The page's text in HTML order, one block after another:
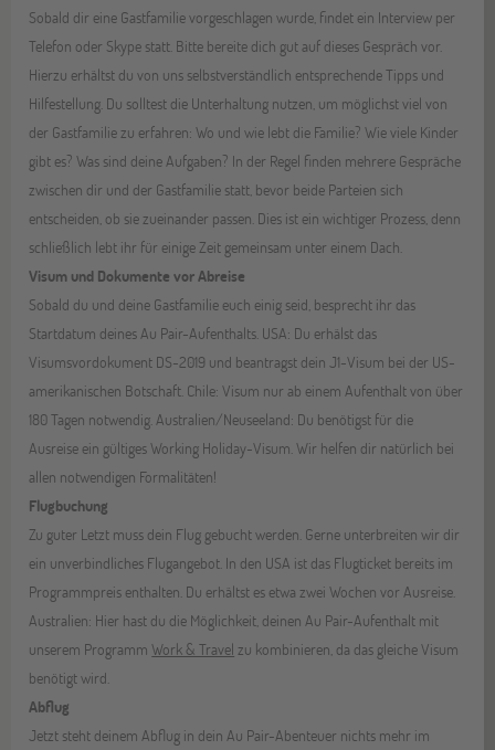
Sobald dir eine Gastfamilie vorgeschlagen wurde, findet ein Interview per
Telefon oder Skype statt. Bitte bereite dich gut auf dieses Gespräch vor.
Hierzu erhältst du von uns selbstverständlich entsprechende Tipps und
Hilfestellung. Du solltest die Unterhaltung nutzen, um möglichst viel von
der Gastfamilie zu erfahren: Wo und wie lebt die Familie? Wie viele Kinder
gibt es? Was sind deine Aufgaben? In der Regel finden mehrere Gespräche
zwischen dir und der Gastfamilie statt, bevor beide Parteien sich
entscheiden, ob sie zueinander passen. Dies ist ein wichtiger Prozess, denn
schließlich lebt ihr für einige Zeit gemeinsam unter einem Dach.
Visum und Dokumente vor Abreise
Sobald du und deine Gastfamilie euch einig seid, besprecht ihr das
Startdatum deines Au Pair-Aufenthalts. USA: Du erhälst das
Visumsvordokument DS-2019 und beantragst dein J1-Visum bei der US-
amerikanischen Botschaft. Chile: Visum nur ab einem Aufenthalt von über
180 Tagen notwendig. Australien/Neuseeland: Du benötigst für die
Ausreise ein gültiges Working Holiday-Visum. Wir helfen dir natürlich bei
allen notwendigen Formalitäten!
Flugbuchung
Zu guter Letzt muss dein Flug gebucht werden. Gerne unterbreiten wir dir
ein unverbindliches Flugangebot. In den USA ist das Flugticket bereits im
Programmpreis enthalten. Du erhältst es etwa zwei Wochen vor Ausreise.
Australien: Hier hast du die Möglichkeit, deinen Au Pair-Aufenthalt mit
unserem ProgrammWork & Travel zu kombinieren, da das gleiche Visum
benötigt wird.
Abflug
Jetzt steht deinem Abflug in dein Au Pair-Abenteuer nichts mehr im